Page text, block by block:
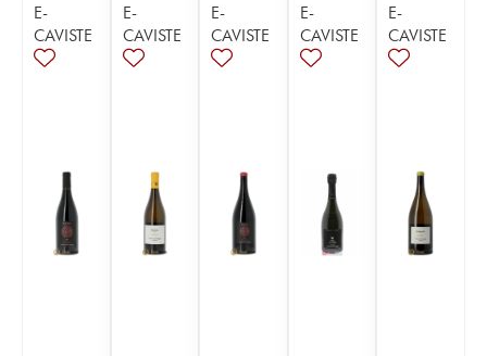
E-
CAVISTE
E-
CAVISTE
E-
CAVISTE
E-
CAVISTE
E-
CAVISTE